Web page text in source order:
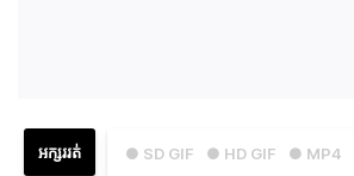
● SD GIF ● HD GIF ● MP4
អក្សររត់